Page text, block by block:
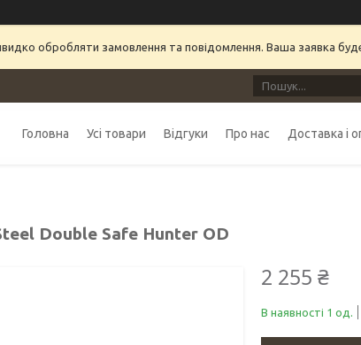
обробляти замовлення та повідомлення. Ваша заявка
Головна Усі товари Відгуки Про нас Доставка і
Double Safe Hunter OD
2 255 ₴
В наявності 1 од.